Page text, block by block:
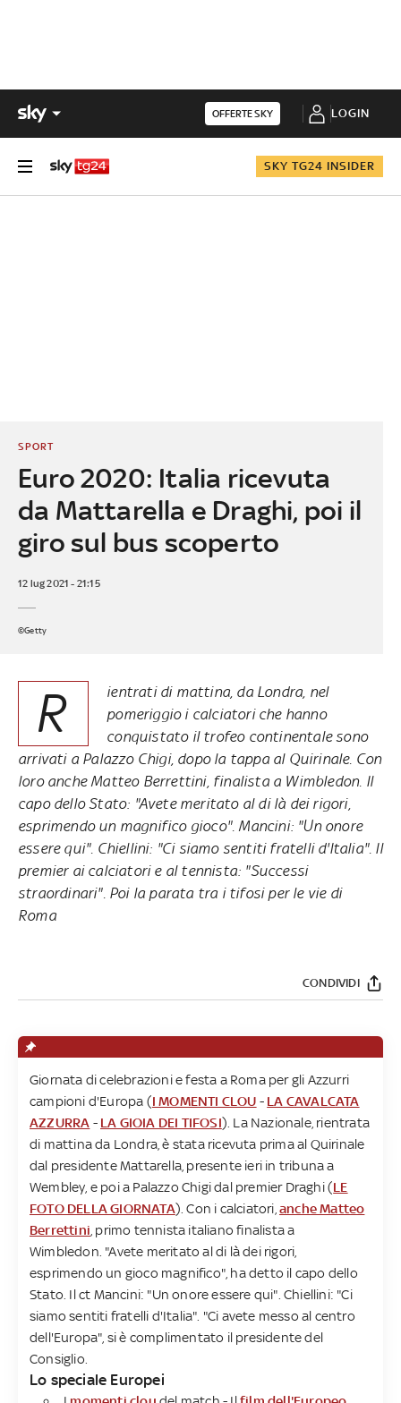
OFFERTE SKY LOGIN
SKY TG24 INSIDER
Euro 2020: Italia ricevuta
da Mattarella e Draghi, poi il
giro sul bus scoperto
SPORT
12 lug 2021 - 21:15
©Getty
R
ientrati di mattina, da Londra, nel
pomeriggio i calciatori che hanno
conquistato il trofeo continentale sono
arrivati a Palazzo Chigi, dopo la tappa al Quirinale. Con
loro anche Matteo Berrettini, finalista a Wimbledon. Il
capo dello Stato: "Avete meritato al di là dei rigori,
esprimendo un magnifico gioco". Mancini: "Un onore
essere qui". Chiellini: "Ci siamo sentiti fratelli d'Italia". Il
premier ai calciatori e al tennista: "Successi
straordinari". Poi la parata tra i tifosi per le vie di
Roma
CONDIVIDI
Giornata di celebrazioni e festa a Roma per gli Azzurri
campioni d'Europa (I MOMENTI CLOU - LA CAVALCATA
AZZURRA - LA GIOIA DEI TIFOSI). La Nazionale, rientrata
di mattina da Londra, è stata ricevuta prima al Quirinale
dal presidente Mattarella, presente ieri in tribuna a
Wembley, e poi a Palazzo Chigi dal premier Draghi (LE
FOTO DELLA GIORNATA). Con i calciatori, anche Matteo
Berrettini , primo tennista italiano finalista a
Wimbledon. "Avete meritato al di là dei rigori,
esprimendo un gioco magnifico", ha detto il capo dello
Stato. Il ct Mancini: "Un onore essere qui". Chiellini: "Ci
siamo sentiti fratelli d'Italia". "Ci avete messo al centro
dell'Europa", si è complimentato il presidente del
Consiglio.
Lo speciale Europei